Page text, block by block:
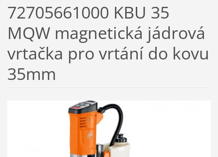
72705661000 KBU 35
MQW magnetická jádrová
vrtačka pro vrtání do kovu
35mm